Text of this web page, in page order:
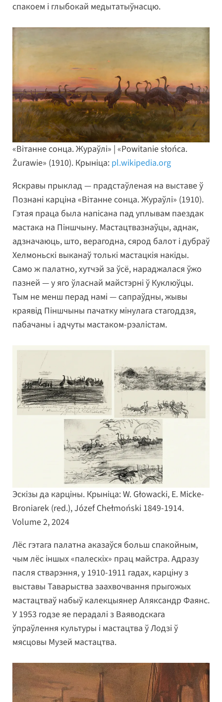
спакоем і глыбокай медытатыўнасцю.
«Вітанне сонца. Жураўлі» | «Powitanie słońca.
Żurawie» (1910). Крыніца: pl.wikipedia.org
Яскравы прыклад — прадстаўленая на выставе ў
Познані карціна «Вітанне сонца. Жураўлі» (1910).
Гэтая праца была напісана пад уплывам паездак
мастака на Піншчыну. Мастацтвазнаўцы, аднак,
адзначаюць, што, верагодна, сярод балот і дубраў
Хелмоньскі выканаў толькі мастацкія накіды.
Само ж палатно, хутчэй за ўсё, нараджалася ўжо
пазней — у яго ўласнай майстэрні ў Куклюўцы.
Тым не менш перад намі — сапраўдны, жывы
краявід Піншчыны пачатку мінулага стагоддзя,
пабачаны і адчуты мастаком-рэалістам.
Эскізы да карціны. Крыніца: W. Głowacki, E. Micke-
Broniarek (red.), Józef Chełmoński 1849-1914.
Volume 2, 2024
Лёс гэтага палатна аказаўся больш спакойным,
чым лёс іншых «палескіх» прац майстра. Адразу
пасля стварэння, у 1910-1911 гадах, карціну з
выставы Таварыства заахвочвання прыгожых
мастацтваў набыў калекцыянер Аляксандр Фаянс.
У 1953 годзе яе перадалі з Ваяводскага
ўпраўлення культуры і мастацтва ў Лодзі ў
мясцовы Музей мастацтва.